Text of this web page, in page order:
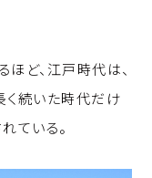
ど、江戸時代は、
く続いた時代だけ
ている。